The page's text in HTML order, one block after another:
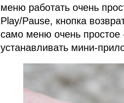
меню работать очень
Play/Pause, кнопка
само меню очень простое
устанавливать мини-